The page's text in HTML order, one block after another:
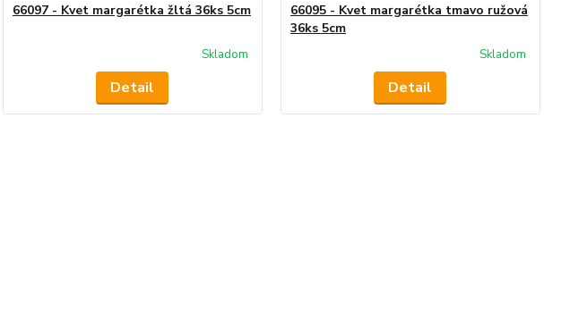
66097 - Kvet margarétka žltá 36ks 5cm
Skladom
Detail
66095 - Kvet margarétka tmavo ružová
36ks 5cm
Skladom
Detail